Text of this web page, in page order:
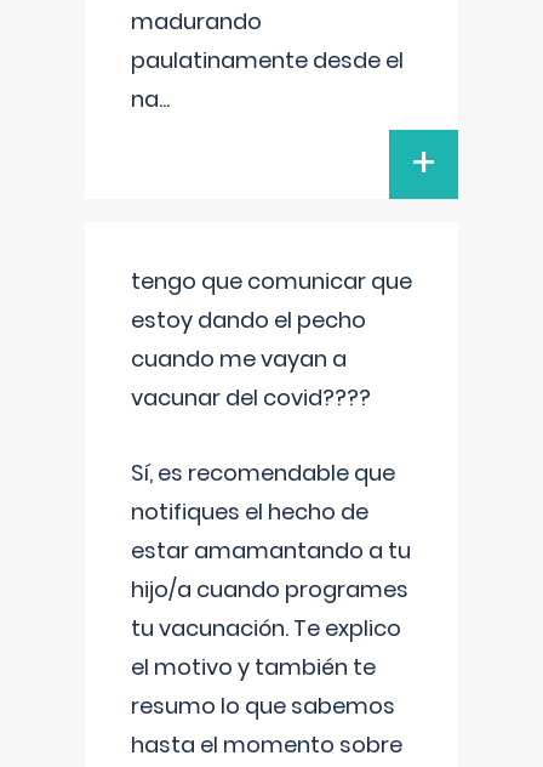
madurando
paulatinamente desde el
na...
+
tengo que comunicar que
estoy dando el pecho
cuando me vayan a
vacunar del covid????
Sí, es recomendable que
notifiques el hecho de
estar amamantando a tu
hijo/a cuando programes
tu vacunación. Te explico
el motivo y también te
resumo lo que sabemos
hasta el momento sobre